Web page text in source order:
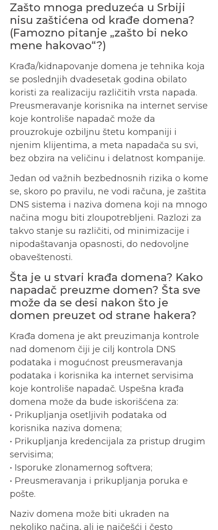
Zašto mnoga preduzeća u Srbiji
nisu zaštićena od krađe domena?
(Famozno pitanje „zašto bi neko
mene hakovao“?)
Krađa/kidnapovanje domena je tehnika koja
se poslednjih dvadesetak godina obilato
koristi za realizaciju različitih vrsta napada.
Preusmeravanje korisnika na internet servise
koje kontroliše napadač može da
prouzrokuje ozbiljnu štetu kompaniji i
njenim klijentima, a meta napadača su svi,
bez obzira na veličinu i delatnost kompanije.
Jedan od važnih bezbednosnih rizika o kome
se, skoro po pravilu, ne vodi računa, je zaštita
DNS sistema i naziva domena koji na mnogo
načina mogu biti zloupotrebljeni. Razlozi za
takvo stanje su različiti, od minimizacije i
nipodaštavanja opasnosti, do nedovoljne
obaveštenosti.
Šta je u stvari krađa domena? Kako
napadač preuzme domen? Šta sve
može da se desi nakon što je
domen preuzet od strane hakera?
Krađa domena je akt preuzimanja kontrole
nad domenom čiji je cilj kontrola DNS
podataka i mogućnost preusmeravanja
podataka i korisnika ka internet servisima
koje kontroliše napadač. Uspešna krađa
domena može da bude iskorišćena za:
• Prikupljanja osetljivih podataka od
korisnika naziva domena;
• Prikupljanja kredencijala za pristup drugim
servisima;
• Isporuke zlonamernog softvera;
• Preusmeravanja i prikupljanja poruka e
pošte.
Naziv domena može biti ukraden na
nekoliko načina, ali je najčešći i često